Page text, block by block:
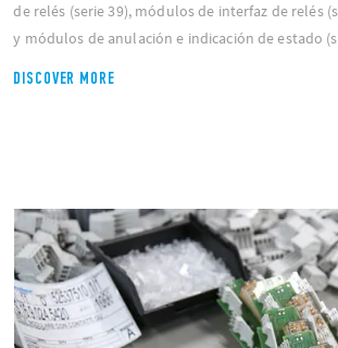
de relés (serie 39), módulos de interfaz de relés
y módulos de anulación e indicación de estado
DISCOVER MORE